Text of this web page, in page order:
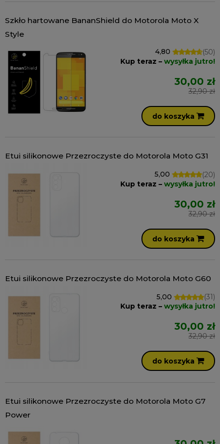
Szkło hartowane BananShield do Motorola Moto X
Style
4,80
(50)
Kup teraz – wysyłka jutro!
30,00 zł
32,90 zł
do koszyka
Etui silikonowe Przezroczyste do Motorola Moto G31
5,00
(20)
Kup teraz – wysyłka jutro!
30,00 zł
32,90 zł
do koszyka
Etui silikonowe Przezroczyste do Motorola Moto G60
5,00
(31)
Kup teraz – wysyłka jutro!
30,00 zł
32,90 zł
do koszyka
Etui silikonowe Przezroczyste do Motorola Moto G7
Power